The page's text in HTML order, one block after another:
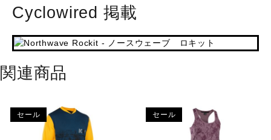
Cyclowired 掲載
関連商品
セール セール